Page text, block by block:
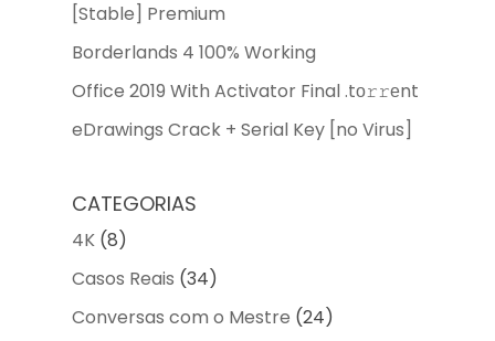
[Stable] Premium
Borderlands 4 100% Working
Office 2019 With Activator Final .tо𝚛𝚛еnt
eDrawings Crack + Serial Key [no Virus]
CATEGORIAS
4K(8)
Casos Reais (34)
Conversas com o Mestre (24)